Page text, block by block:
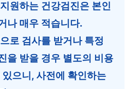
원하는 건강검진은 본인
나 매우 적습니다.
로 검사를 받거나 특정
을 받을 경우 별도의 비용
있으니, 사전에 확인하는